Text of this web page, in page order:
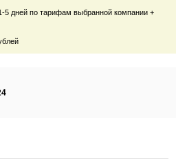
5 дней по тарифам выбранной компании +